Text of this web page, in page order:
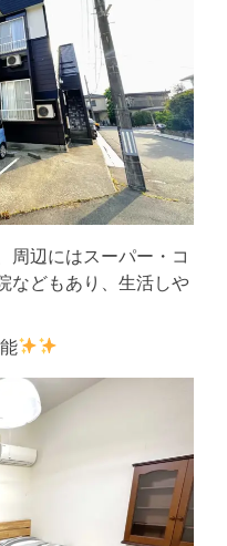
周辺にはスーパー・コ
などもあり、生活しや